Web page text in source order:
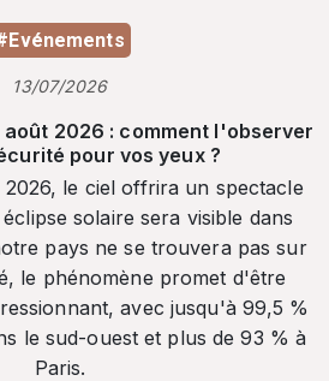
13/07/2026
août 2026 : comment l'observer
pour vos yeux ?
2026, le ciel offrira un spectacle
solaire sera visible dans
pays ne se trouvera pas sur
le phénomène promet d'être
avec jusqu'à 99,5 %
le sud-ouest et plus de 93 % à
Paris.